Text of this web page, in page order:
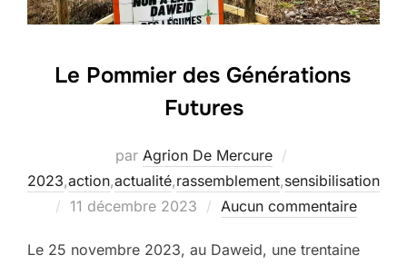
Le Pommier des Générations
Futures
par Agrion De Mercure
2023,action,actualité,rassemblement,sensibilisation
Publié
11 décembre 2023 Aucun commentaire
Le 25 novembre 2023, au Daweid, une trentaine